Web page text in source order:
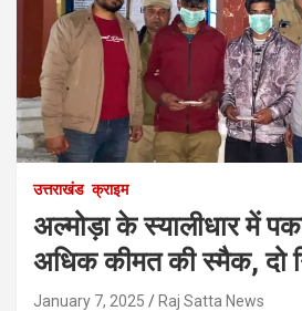
उत्तराखंड क्राइम
अल्मोड़ा के स्यालीधार में
अधिक कीमत की स्मैक, दो
January 7, 2025 Raj Satta News